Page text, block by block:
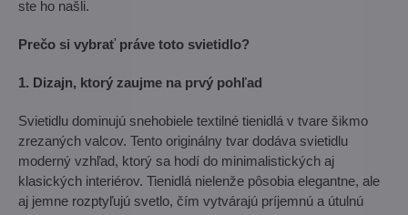
ste ho našli.
Prečo si vybrať práve toto svietidlo?
1. Dizajn, ktorý zaujme na prvý pohľad
Svietidlu dominujú snehobiele textilné tienidlá v tvare šikmo
zrezaných valcov. Tento originálny tvar dodáva svietidlu
moderný vzhľad, ktorý sa hodí do minimalistických aj
klasických interiérov. Tienidlá nielenže pôsobia elegantne, ale
aj jemne rozptyľujú svetlo, čím vytvárajú príjemnú a útulnú